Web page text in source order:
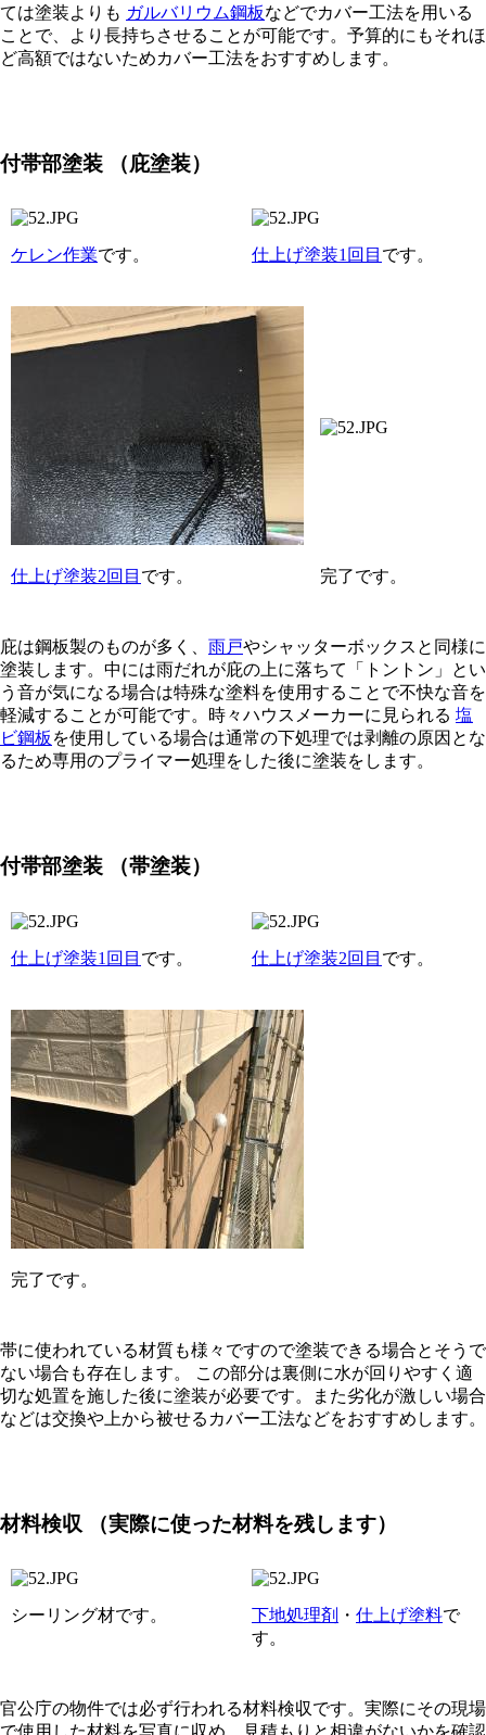
ては塗装よりも ガルバリウム鋼板などでカバー工法を用いる
ことで、より長持ちさせることが可能です。予算的にもそれほ
ど高額ではないためカバー工法をおすすめします。
付帯部塗装 （庇塗装）
ケレン作業です。 仕上げ塗装1回目 です。
仕上げ塗装2回目 です。 完了です。
庇は鋼板製のものが多く、 雨戸やシャッターボックスと同様に
塗装します。中には雨だれが庇の上に落ちて「トントン」とい
う音が気になる場合は特殊な塗料を使用することで不快な音を
軽減することが可能です。時々ハウスメーカーに見られる 塩
ビ鋼板 を使用している場合は通常の下処理では剥離の原因とな
るため専用のプライマー処理をした後に塗装をします。
付帯部塗装 （帯塗装）
仕上げ塗装1回目 です。 仕上げ塗装2回目 です。
完了です。
帯に使われている材質も様々ですので塗装できる場合とそうで
ない場合も存在します。 この部分は裏側に水が回りやすく適
切な処置を施した後に塗装が必要です。また劣化が激しい場合
などは交換や上から被せるカバー工法などをおすすめします。
材料検収 （実際に使った材料を残します）
シーリング材です。 下地処理剤 ・ 仕上げ塗料で
す。
官公庁の物件では必ず行われる材料検収です。実際にその現場